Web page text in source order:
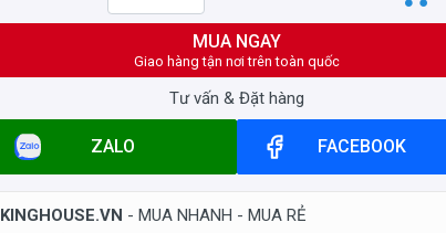
MUA NGAY
Giao hàng tận nơi trên toàn quốc
Tư vấn & Đặt hàng
ZALO FACEBOOK
KINGHOUSE.VN - MUA NHANH - MUA RẺ